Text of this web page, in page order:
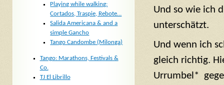
Und so wie ich
unterschätzt.
Und wenn ich
gleich richtig.
Urrumbel*
Playing while walking:
Cortados, Traspie, Rebote…
Salida Americana & and a
simple Gancho
Tango Candombe (Milonga)
Tango: Marathons, Festivals &
Co.
TJ El Librillo